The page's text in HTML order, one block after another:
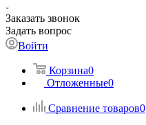
Заказать звонок
Задать вопрос
Войти
Корзина0
Отложенные0
Сравнение товаров0